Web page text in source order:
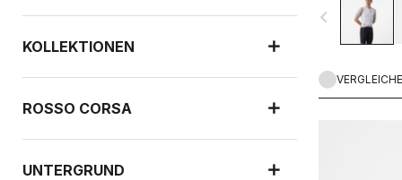
KOLLEKTIONEN
ROSSO CORSA
UNTERGRUND
navigate_before